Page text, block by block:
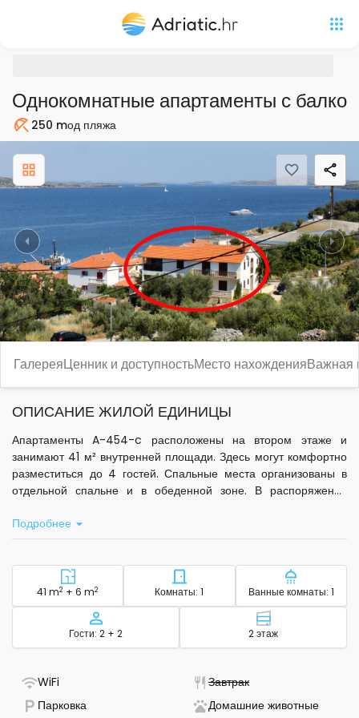
Однокомнатные апартаменты с
Пляж250 mод пляжа
Previous Next
ГалереяЦенник и доступностьМесто нахожденияВажная
ОПИСАНИЕ ЖИЛОЙ ЕДИНИЦЫ
Апартаменты A-454-c расположены на втором этаже и
занимают 41 м² внутренней площади. Здесь могут комфортно
разместиться до 4 гостей. Спальные места организованы в
отдельной спальне и в обеденной зоне. В распоряжении
позволяет готовить привычные блюда во время отдыха.
стандартный Wi-Fi и спутниковое телевидение. Для удобства
предоставляются постельное бельё, туалетные
принадлежности и полотенца для ванной. На балконе
площадью 6 м² открывается вид на море - отличное место
для отдыха на свежем воздухе.
Объект находится в регионе Северная Далмация, на ривьере
Дуги оток, в поселке Сали. До моря всего 80 метров, а до
галечного пляжа - 250 метров. Центр поселка расположен в
Подробнее
Район - размещение
41 m2 + 6 m2 Количество спален -
Комнаты: 1 Ванные комнаты: 1
Вместимость
Гости: 2 + 2 Этаж -
2 этаж
WiFi Завтрак- Не доступно
Парковка- Доступна парковка Домашние животные- Pet